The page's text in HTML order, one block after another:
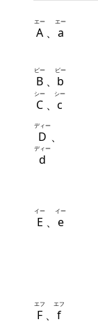
A
エー
、 a
エー
B
ビー
、 b
ビー
C
シー
、 c
シー
D
ディー
、
d
ディー
E
イー
、 e
イー
F
エフ
、 f
エフ